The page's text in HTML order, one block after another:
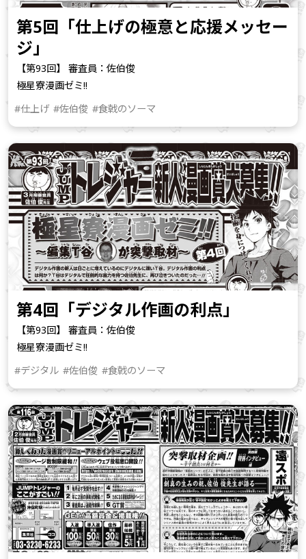
第5回「仕上げの極意と応援メッセー
ジ」
【第93回】 審査員：佐伯俊
極星寮漫画ゼミ!!
#仕上げ #佐伯俊 #食戟のソーマ
第4回「デジタル作画の利点」
【第93回】 審査員：佐伯俊
極星寮漫画ゼミ!!
#デジタル #佐伯俊 #食戟のソーマ